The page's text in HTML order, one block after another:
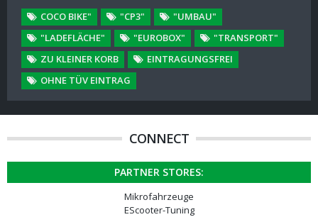
COCO BIKE" "CP3"
"UMBAU"
"LADEFLÄCHE"
"EUROBOX"
"TRANSPORT"
ZU KLEINER KORB
EINTRAGUNGSFREI
OHNE TÜV EINTRAG
CONNECT
PARTNER STORES:
Mikrofahrzeuge
EScooter-Tuning